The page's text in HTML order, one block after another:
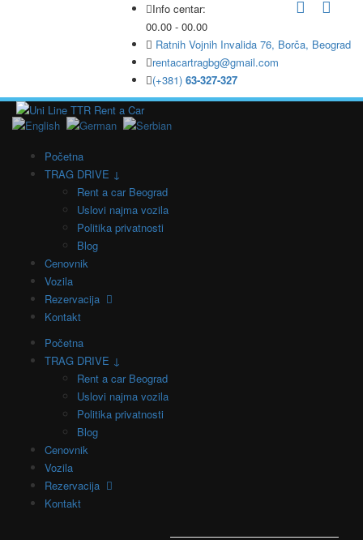
Info centar:
00.00 - 00.00
Ratnih Vojnih Invalida 76, Borča, Beograd
rentacartragbg@gmail.com
(+381) 63-327-327
Početna
TRAG DRIVE ↓
Rent a car Beograd
Uslovi najma vozila
Politika privatnosti
Blog
Cenovnik
Vozila
Rezervacija
Kontakt
Početna
TRAG DRIVE ↓
Rent a car Beograd
Uslovi najma vozila
Politika privatnosti
Blog
Cenovnik
Vozila
Rezervacija
Kontakt